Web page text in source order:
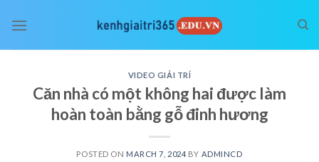
VIDEO GIẢI TRÍ
Căn nhà có một không hai được làm
hoàn toàn bằng gỗ đinh hương
POSTED ON MARCH 7, 2024 BY ADMINCD